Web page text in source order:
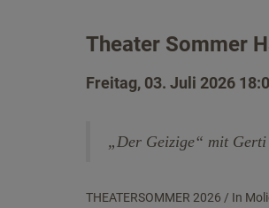
Theater Sommer
Freitag, 03. Juli 2026
„Der Geizige“ mit
THEATERSOMMER 2026 / In